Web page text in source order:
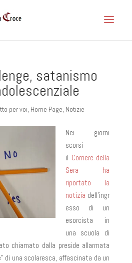
satanismo
per voi, Home Page, Notizie
Nei giorni
scorsi
il Corriere della
Sera ha
riportato la
notizia dell’ingr
esso di un
esorcista in
una scuola di
chiamato dalla preside allarmata
di una scolaresca, affascinata da un